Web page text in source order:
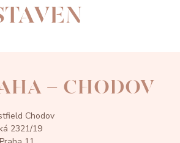
- CHODOV
Chodov
2321/19